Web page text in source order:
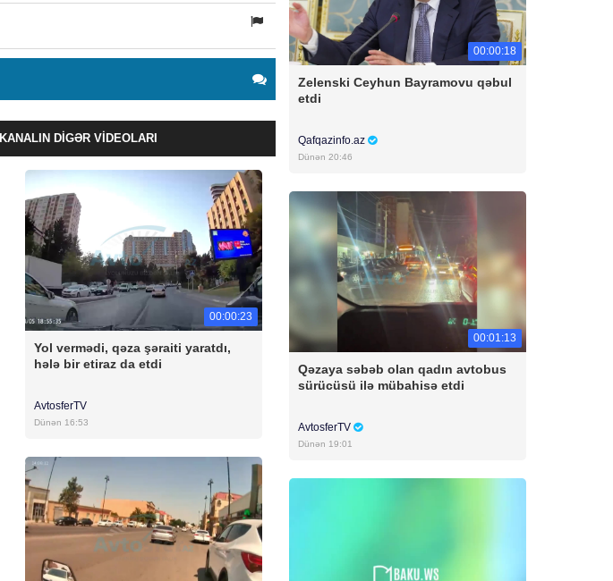
KANALIN DIGƏR VIDEOLARI
00:00:23
Yol vermədi, qəza şəraiti yaratdı,
hələ bir etiraz da etdi
AvtosferTV
Dünən 16:53
00:00:18
Zelenski Ceyhun Bayramovu qəbul
etdi
Qafqazinfo.az
Dünən 20:46
00:01:13
Qəzaya səbəb olan qadın avtobus
sürücüsü ilə mübahisə etdi
AvtosferTV
Dünən 19:01